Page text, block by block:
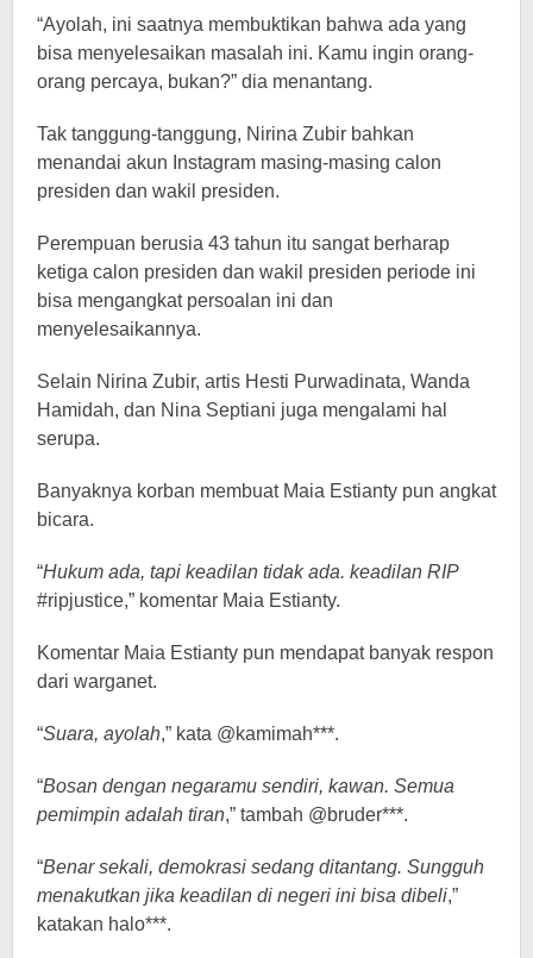
“Ayolah, ini saatnya membuktikan bahwa ada yang
bisa menyelesaikan masalah ini. Kamu ingin orang-
orang percaya, bukan?” dia menantang.
Tak tanggung-tanggung, Nirina Zubir bahkan
menandai akun Instagram masing-masing calon
presiden dan wakil presiden.
Perempuan berusia 43 tahun itu sangat berharap
ketiga calon presiden dan wakil presiden periode ini
bisa mengangkat persoalan ini dan
menyelesaikannya.
Selain Nirina Zubir, artis Hesti Purwadinata, Wanda
Hamidah, dan Nina Septiani juga mengalami hal
serupa.
Banyaknya korban membuat Maia Estianty pun angkat
bicara.
“Hukum ada, tapi keadilan tidak ada. keadilan RIP
#ripjustice,” komentar Maia Estianty.
Komentar Maia Estianty pun mendapat banyak respon
dari warganet.
“Suara, ayolah,” kata @kamimah***.
“Bosan dengan negaramu sendiri, kawan. Semua
pemimpin adalah tiran,” tambah @bruder***.
“Benar sekali, demokrasi sedang ditantang. Sungguh
menakutkan jika keadilan di negeri ini bisa dibeli,”
katakan halo***.